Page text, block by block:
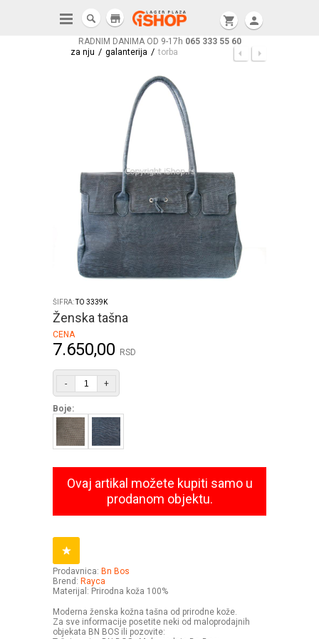
RADNIM DANIMA OD 9-17h 065 333 55 60
shopping_cart person
store
za nju / galanterija / torba
ŠIFRA:TO 3339K
Ženska tašna
CENA
7.650,00 RSD
- +
Boje:
Ovaj artikal možete kupiti samo u
prodanom objektu.
Prodavnica: Bn Bos
Brend: Rayca
Materijal: Prirodna koža 100%
Moderna ženska kožna tašna od prirodne kože.
Za sve informacije posetite neki od maloprodajnih
objekata BN BOS ili pozovite: